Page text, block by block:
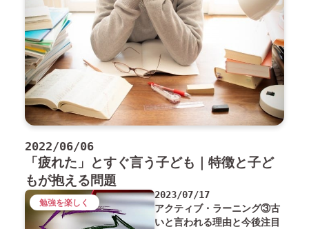
2022/06/06
「疲れた」とすぐ言う子ども｜特徴と子ど
もが抱える問題
2023/07/17
アクティブ・ラーニング③古
いと言われる理由と今後注目
勉強を楽しく